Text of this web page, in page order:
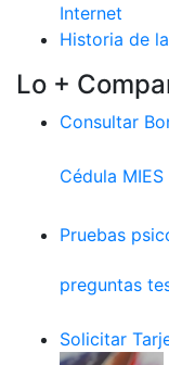
Internet
Historia de
Lo +
Consultar
Cédula
Pruebas
preguntas
Solicitar